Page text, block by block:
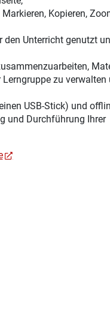
Kopieren,
Unterricht genutzt
zu
USB-Stick) und
und Durchführung Ihrer